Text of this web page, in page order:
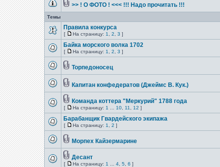
>> ! О ФОТО ! <<< !!! Надо прочитать !!!
Темы
Правила конкурса
[ На страницу: 1 2 3 ]
Байка морского волка 1702
[ На страницу: 1 2 3 ]
Торпедоносец
Капитан конфедератов (Джеймс В. Кук.)
Команда коттера "Меркурий" 1788 года
[ На страницу: 1 10 11 12 ]
Барабанщик Гвардейского экипажа
[ На страницу: 1 2 ]
Морпех Кайзермарине
Десант
[ На страницу: 1 4 5 6 ]